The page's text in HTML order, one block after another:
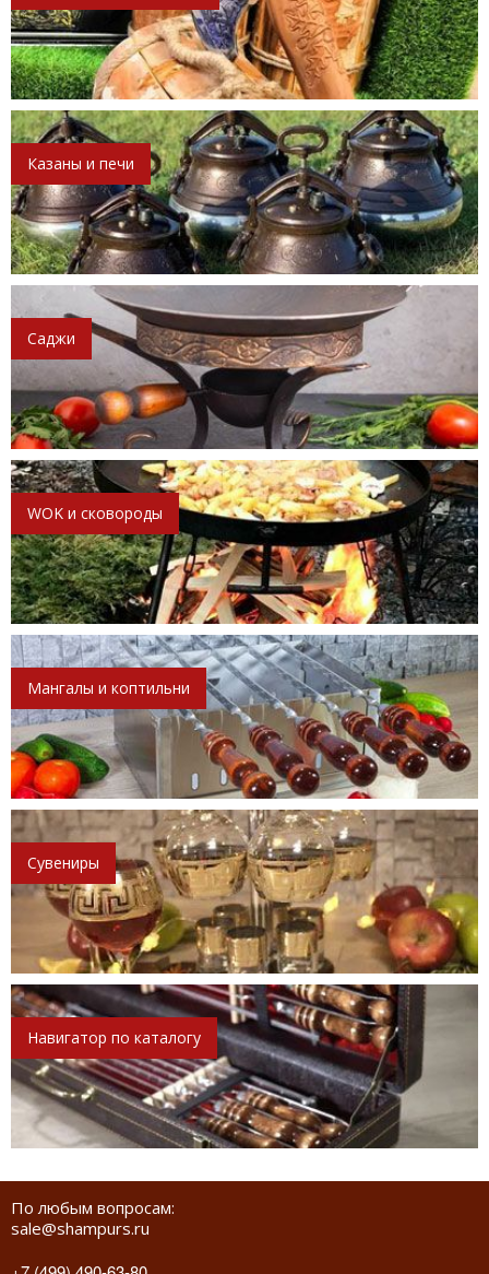
Казаны и печи
Саджи
WOK и сковороды
Мангалы и коптильни
Сувениры
Навигатор по каталогу
По любым вопросам:
sale@shampurs.ru